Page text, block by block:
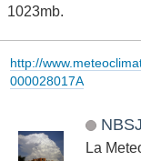
1023mb.
http://
000028017A
La